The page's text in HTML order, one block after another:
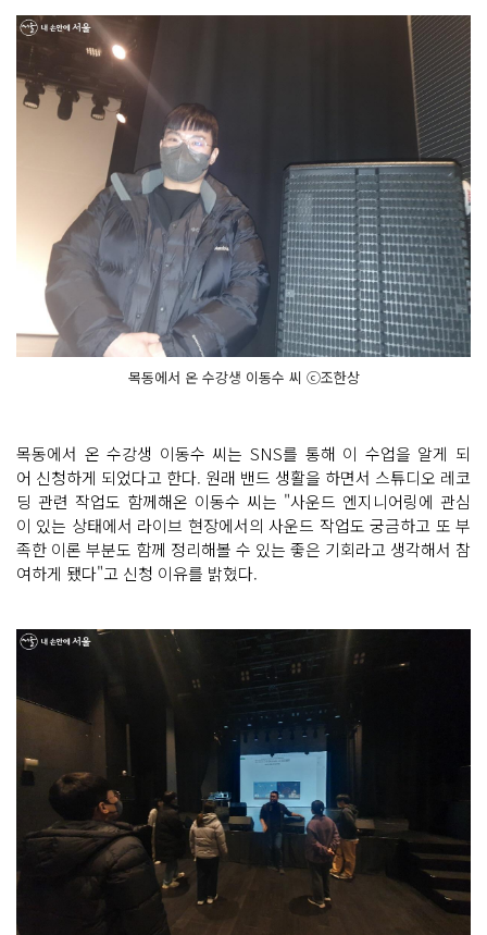
목동에서 온 수강생 이동수 씨 ⓒ조한상
목동에서 온 수강생 이동수 씨는 SNS를 통해 이 수업을 알게 되
어 신청하게 되었다고 한다. 원래 밴드 생활을 하면서 스튜디오 레코
딩 관련 작업도 함께해온 이동수 씨는 "사운드 엔지니어링에 관심
이 있는 상태에서 라이브 현장에서의 사운드 작업도 궁금하고 또 부
족한 이론 부분도 함께 정리해볼 수 있는 좋은 기회라고 생각해서 참
여하게 됐다"고 신청 이유를 밝혔다.